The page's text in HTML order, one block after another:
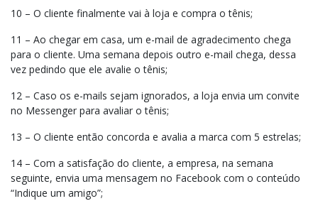
10 – O cliente finalmente vai à loja e compra o tênis;
11 – Ao chegar em casa, um e-mail de agradecimento chega
para o cliente. Uma semana depois outro e-mail chega, dessa
vez pedindo que ele avalie o tênis;
12 – Caso os e-mails sejam ignorados, a loja envia um convite
no Messenger para avaliar o tênis;
13 – O cliente então concorda e avalia a marca com 5 estrelas;
14 – Com a satisfação do cliente, a empresa, na semana
seguinte, envia uma mensagem no Facebook com o conteúdo
“Indique um amigo”;